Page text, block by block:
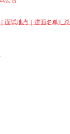
面试地点｜进面名单汇总